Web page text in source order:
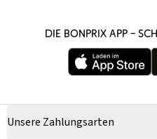
DIE BONPRIX APP –
Unsere Zahlungsarten